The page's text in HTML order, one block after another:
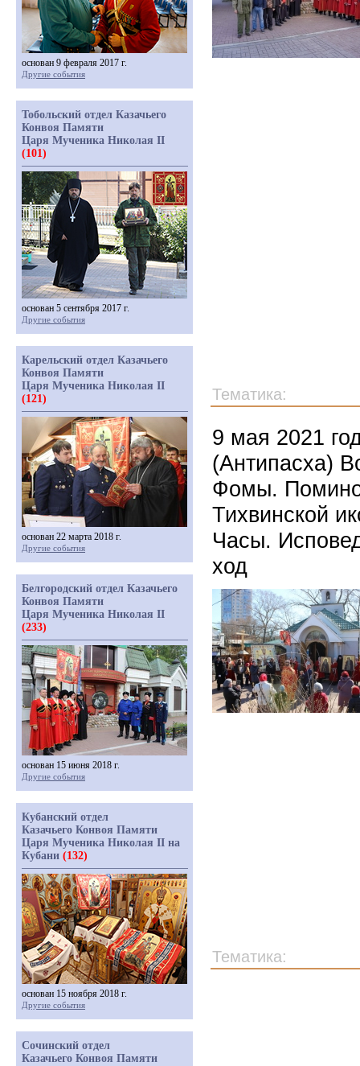
Тематика:
9 мая 2021
(Антипасха)
Фомы.
Тихвинской
Часы.
ход
Тематика:
основан 9 февраля 2017 г.
Другие события
Тобольский отдел Казачьего
Конвоя Памяти
Царя Мученика Николая II
(101)
основан 5 сентября 2017 г.
Другие события
Карельский отдел Казачьего
Конвоя Памяти
Царя Мученика Николая II
(121)
основан 22 марта 2018 г.
Другие события
Белгородский отдел Казачьего
Конвоя Памяти
Царя Мученика Николая II
(233)
основан 15 июня 2018 г.
Другие события
Кубанский отдел
Казачьего Конвоя Памяти
Царя Мученика Николая II на
Кубани (132)
основан 15 ноября 2018 г.
Другие события
Сочинский отдел
Казачьего Конвоя Памяти